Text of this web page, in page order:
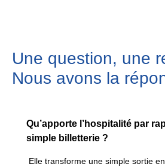
Une question, une
Nous avons la
Qu’apporte l’hospitalité par
simple billetterie ?
Elle transforme une simple sortie